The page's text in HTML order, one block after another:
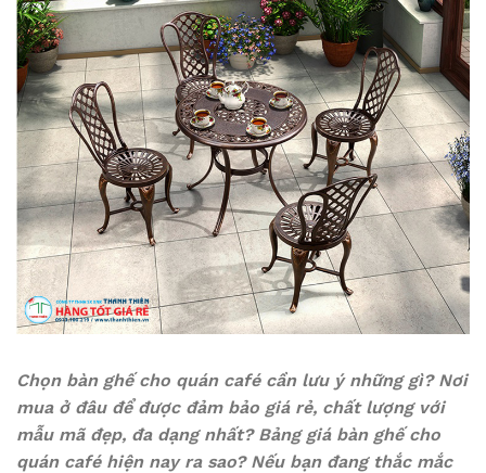
Chọn bàn ghế cho quán café cần lưu ý những gì? Nơi
mua ở đâu để được đảm bảo giá rẻ, chất lượng với
mẫu mã đẹp, đa dạng nhất? Bảng giá bàn ghế cho
quán café hiện nay ra sao? Nếu bạn đang thắc mắc